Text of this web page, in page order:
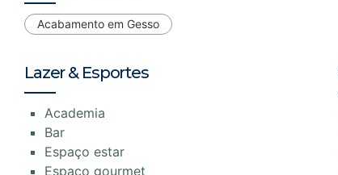
Acabamento em Gesso
Lazer & Esportes
Academia
Bar
Espaço estar
Espaço gourmet